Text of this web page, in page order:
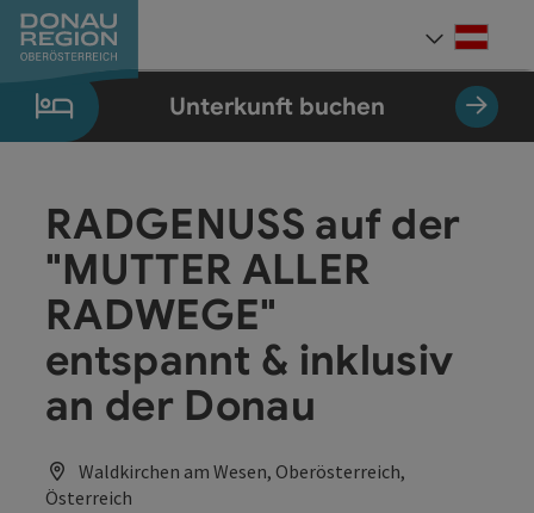
Zum Inhalt
Zur Navigation
Zum Seitenanfang
Zur Kontaktseite
Zum Impressum
Zur Startseite
Unterkunft buchen
RADGENUSS auf der
"MUTTER ALLER
RADWEGE"
entspannt & inklusiv
an der Donau
Waldkirchen am Wesen, Oberösterreich,
Österreich